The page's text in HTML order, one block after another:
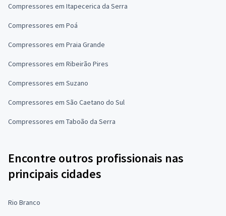
Compressores em Itapecerica da Serra
Compressores em Poá
Compressores em Praia Grande
Compressores em Ribeirão Pires
Compressores em Suzano
Compressores em São Caetano do Sul
Compressores em Taboão da Serra
Encontre outros profissionais nas
principais cidades
Rio Branco